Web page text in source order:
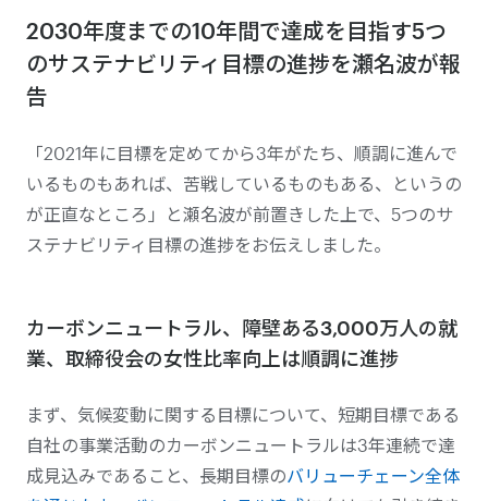
2030年度までの10年間で達成を目指す5つ
のサステナビリティ目標の進捗を瀬名波が報
告
「2021年に目標を定めてから3年がたち、順調に進んで
いるものもあれば、苦戦しているものもある、というの
が正直なところ」と瀬名波が前置きした上で、5つのサ
ステナビリティ目標の進捗をお伝えしました。
カーボンニュートラル、障壁ある3,000万人の就
業、取締役会の女性比率向上は順調に進捗
まず、気候変動に関する目標について、短期目標である
自社の事業活動のカーボンニュートラルは3年連続で達
成見込みであること、長期目標のバリューチェーン全体